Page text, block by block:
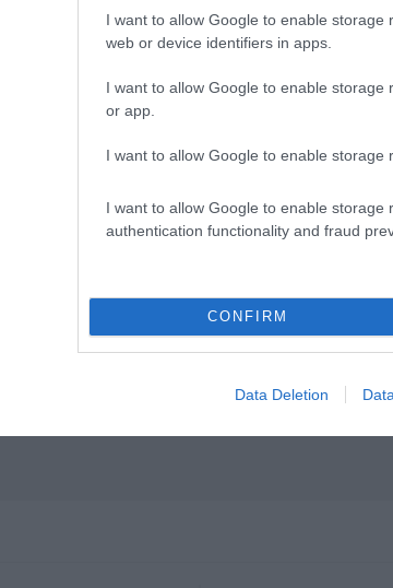
I want to allow Google to enable storage
web or device identifiers in apps.
I want to allow Google to enable storage
or app.
I want to allow Google to enable storage
I want to allow Google to enable storage
authentication functionality and fraud
CONFIRM
Data Deletion